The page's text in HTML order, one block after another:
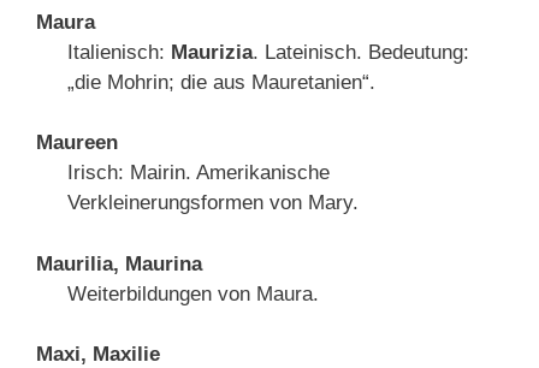
Maura
Italienisch: Maurizia. Lateinisch. Bedeutung:
„die Mohrin; die aus Mauretanien“.
Maureen
Irisch: Mairin. Amerikanische
Verkleinerungsformen von Mary.
Maurilia, Maurina
Weiterbildungen von Maura.
Maxi, Maxilie